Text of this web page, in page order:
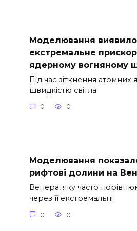
Моделювання виявило
екстремальне
ядерному вогняному
Під час зіткнення атомних
швидкістю світла
0 0
Моделювання
рифтові долини на
Венера, яку часто
через її екстремальні
0 0